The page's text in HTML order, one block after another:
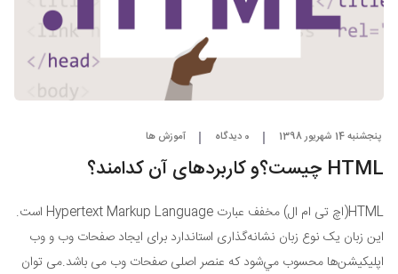
پنجشنبه 14 شهریور 1398 0 دیدگاه آموزش ها
HTML چیست؟و کاربردهای آن کدامند؟
HTML(اچ تی ام ال) مخفف عبارت Hypertext Markup Language است.
اين زبان يک نوع زبان نشانه‌گذاری استاندارد برای ايجاد صفحات وب و وب
اپليکيشن‌ها محسوب مي‌شود که عنصر اصلی صفحات وب می باشد.می توان